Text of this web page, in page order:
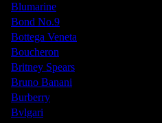
Blumarine
Bond No.9
Bottega Veneta
Boucheron
Britney Spears
Bruno Banani
Burberry
Bvlgari